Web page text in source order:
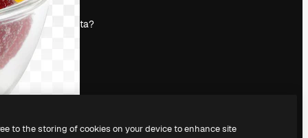
Etsitkö
magnific.ai:ta?
to the storing of cookies on your device to enhance site